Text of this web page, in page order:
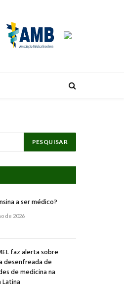
a ser médico?
de 2026
faz alerta sobre
desenfreada de
de medicina na
Latina